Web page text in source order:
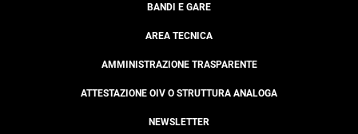
BANDI E GARE
AREA TECNICA
AMMINISTRAZIONE TRASPARENTE
ATTESTAZIONE OIV O STRUTTURA ANALOGA
NEWSLETTER